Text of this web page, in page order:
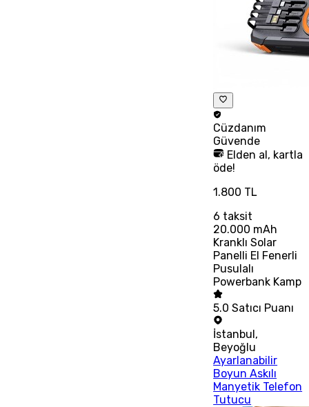
Cüzdanım
Güvende
Elden al, kartla
öde!
1.800 TL
6 taksit
20.000 mAh
Kranklı Solar
Panelli El Fenerli
Pusulalı
Powerbank Kamp
5.0 Satıcı Puanı
İstanbul,
Beyoğlu
Ayarlanabilir
Boyun Askılı
Manyetik Telefon
Tutucu